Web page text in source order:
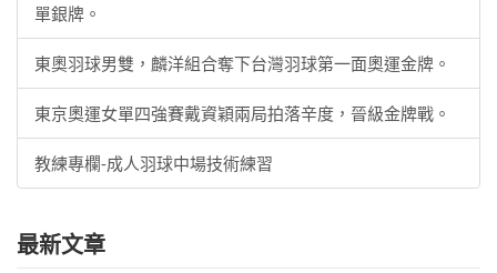
單銀牌。
東奧羽球男雙，麟洋組合奪下台灣羽球第一面奧運金牌。
東京奧運女單四強賽戴資穎兩局拍落辛度，晉級金牌戰。
教練專欄-成人羽球中場技術練習
最新文章